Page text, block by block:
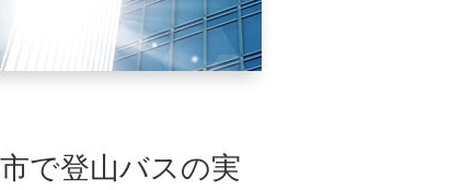
で登山バスの実